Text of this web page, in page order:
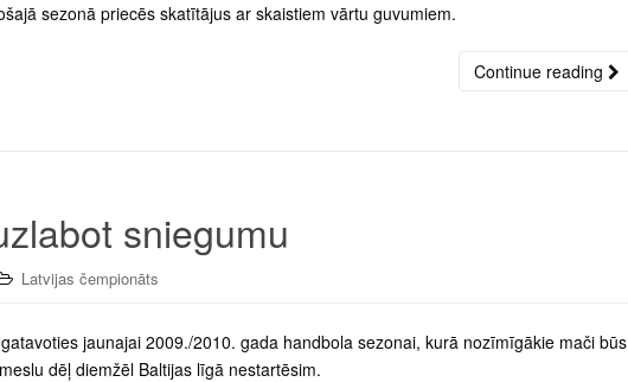
sezonā priecēs skatītājus ar skaistiem vārtu guvumiem.
Continue reading
sniegumu
Latvijas čempionāts
jaunajai 2009./2010. gada handbola sezonai, kurā nozīmīgākie mači būs
dēļ diemžēl Baltijas līgā nestartēsim.